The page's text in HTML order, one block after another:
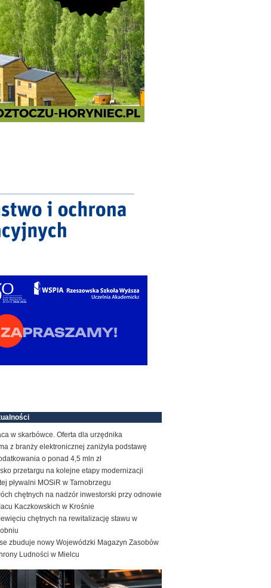
w skarbówce. Oferta dla urzędnika
z branży elektronicznej zaniżyła podstawę
o ponad 4,5 mln zł
przetargu na kolejne etapy modernizacji
pływalni MOSiR w Tarnobrzegu
chętnych na nadzór inwestorski przy odnowie
Kaczkowskich w Krośnie
chętnych na rewitalizację stawu w
zbuduje nowy Wojewódzki Magazyn Zasobów
Ludności w Mielcu